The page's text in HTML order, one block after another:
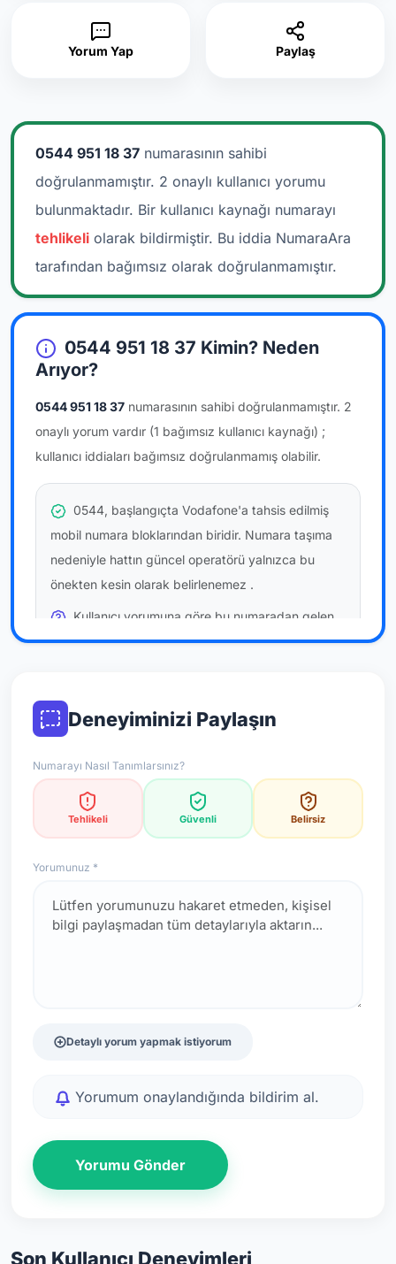
Yorum Yap Paylaş
0544 951 18 37 numarasının sahibi
doğrulanmamıştır. 2 onaylı kullanıcı yorumu
bulunmaktadır. Bir kullanıcı kaynağı numarayı
tehlikeli olarak bildirmiştir. Bu iddia NumaraAra
tarafından bağımsız olarak doğrulanmamıştır.
0544 951 18 37 Kimin? Neden
Arıyor?
0544 951 18 37 numarasının sahibi doğrulanmamıştır. 2
onaylı yorum vardır (1 bağımsız kullanıcı kaynağı) ;
kullanıcı iddiaları bağımsız doğrulanmamış olabilir.
0544, başlangıçta Vodafone'a tahsis edilmiş
mobil numara bloklarından biridir. Numara taşıma
nedeniyle hattın güncel operatörü yalnızca bu
önekten kesin olarak belirlenemez .
Kullanıcı yorumuna göre bu numaradan gelen
çağrılaratemkinli yaklaşmanızönerilir; bu bir site
resmi doğrulama niteliği taşımaz.
*Not: Değerlendirmeler onaylı kullanıcı yorumlarına göre
güncellenir.
Deneyiminizi Paylaşın
Numarayı Nasıl Tanımlarsınız?
Tehlikeli Güvenli Belirsiz
Yorumunuz *
Detaylı yorum yapmak istiyorum
Yorumum onaylandığında bildirim al.
Yorumu Gönder
Son Kullanıcı Deneyimleri